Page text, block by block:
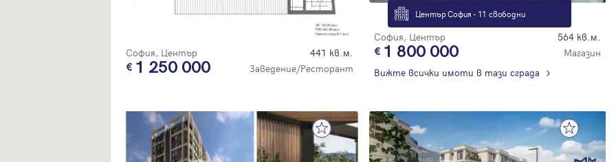
София, Център 441 кв.м.
1 250 000 Заведение/Ресторант
Център София - 11 свободни
София, Център 564 кв.м.
1 800 000
Магазин
Вижте всички имоти в тази сграда